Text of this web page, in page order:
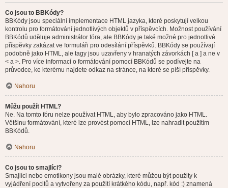
Co jsou to BBKódy?
BBKódy jsou speciální implementace HTML jazyka, které poskytují velkou
kontrolu pro formátování jednotlivých objektů v příspěvcích. Možnost používání
BBKódů uděluje administrátor fóra, ale BBKódy je také možné pro jednotlivé
příspěvky zakázat ve formuláři pro odesílání příspěvků. BBKódy se používají
podobně jako HTML, ale tagy jsou uzavřeny v hranatých závorkách [ a ] a ne v
< a >. Pro více informací o formátování pomocí BBKódů se podívejte na
průvodce, ke kterému najdete odkaz na stránce, na které se píší příspěvky.
Nahoru
Můžu použít HTML?
Ne. Na tomto fóru nelze používat HTML, aby bylo zpracováno jako HTML.
Většinu formátování, které lze provést pomocí HTML, lze nahradit použitím
BBKódů.
Nahoru
Co jsou to smajlíci?
Smajlíci nebo emotikony jsou malé obrázky, které můžou být použity k
vyjádření pocitů a vytvořeny za použití krátkého kódu, např. kód :) znamená